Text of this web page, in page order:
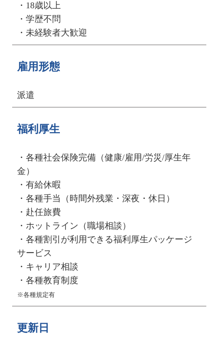
・18歳以上
・学歴不問
・未経験者大歓迎
雇用形態
派遣
福利厚生
・各種社会保険完備（健康/雇用/労災/厚生年
金）
・有給休暇
・各種手当（時間外残業・深夜・休日）
・赴任旅費
・ホットライン（職場相談）
・各種割引が利用できる福利厚生パッケージ
サービス
・キャリア相談
・各種教育制度
※各種規定有
更新日